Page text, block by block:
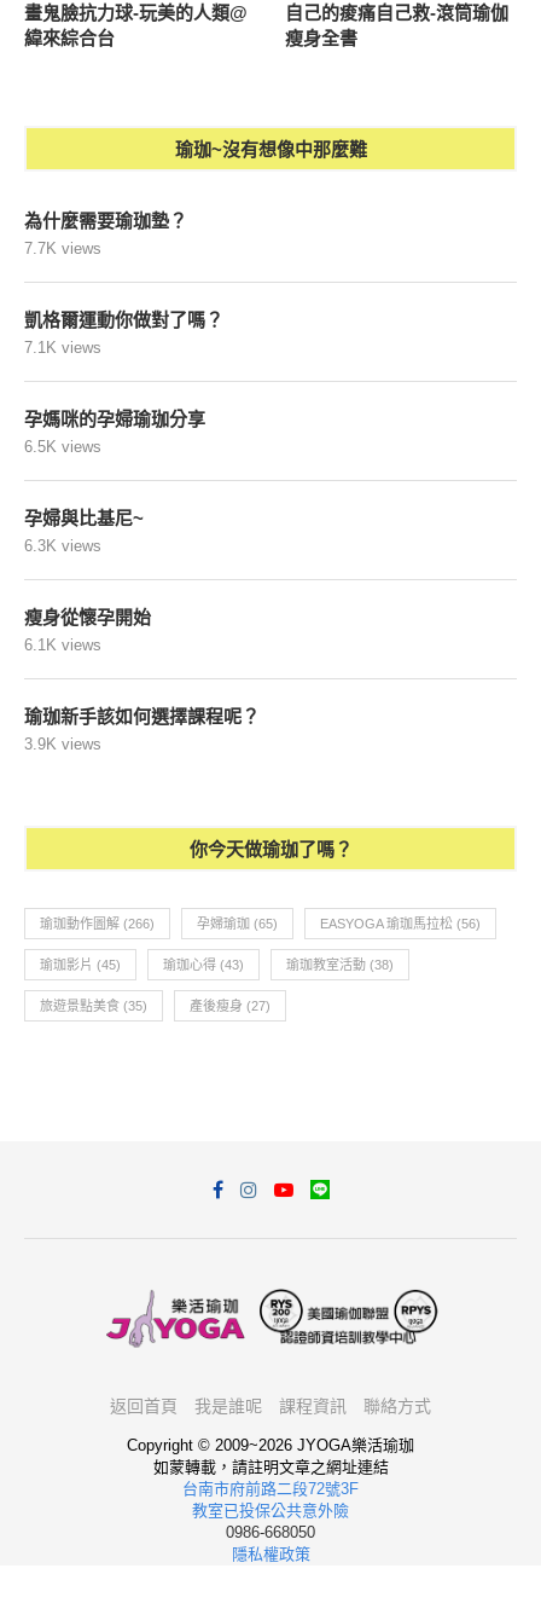
畫鬼臉抗力球-玩美的人類@
緯來綜合台
自己的痠痛自己救-滾筒瑜伽
瘦身全書
瑜珈~沒有想像中那麼難
為什麼需要瑜珈墊？
7.7K views
凱格爾運動你做對了嗎？
7.1K views
孕媽咪的孕婦瑜珈分享
6.5K views
孕婦與比基尼~
6.3K views
瘦身從懷孕開始
6.1K views
瑜珈新手該如何選擇課程呢？
3.9K views
你今天做瑜珈了嗎？
瑜珈動作圖解 (266) 孕婦瑜珈 (65) EASYOGA 瑜珈馬拉松 (56)
瑜珈影片 (45) 瑜珈心得 (43) 瑜珈教室活動 (38)
旅遊景點美食 (35) 產後瘦身 (27)
返回首頁 我是誰呢 課程資訊 聯絡方式
Copyright © 2009~2026 JYOGA樂活瑜珈
如蒙轉載，請註明文章之網址連結
台南市府前路二段72號3F
教室已投保公共意外險
0986-668050
隱私權政策